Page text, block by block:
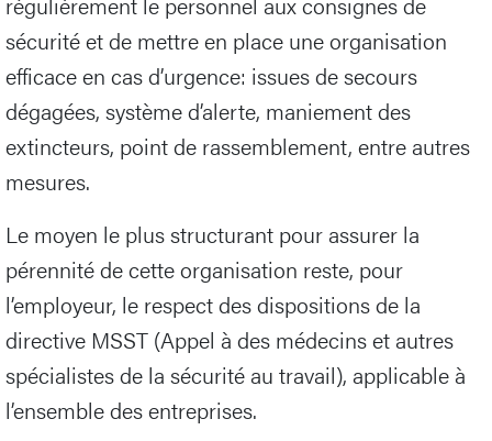
sécurité et de mettre en place une organisation
efficace en cas d’urgence: issues de secours
dégagées, système d’alerte, maniement des
extincteurs, point de rassemblement, entre autres
mesures.
Le moyen le plus structurant pour assurer la
pérennité de cette organisation reste, pour
l’employeur, le respect des dispositions de la
directive MSST (Appel à des médecins et autres
spécialistes de la sécurité au travail), applicable à
l’ensemble des entreprises.